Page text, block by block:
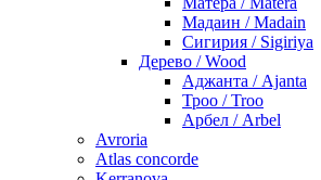
Мадаин / Madain
Сигирия / Sigiriya
Дерево / Wood
Аджанта / Ajanta
Троо / Troo
Арбел / Arbel
Avroria
Atlas concorde